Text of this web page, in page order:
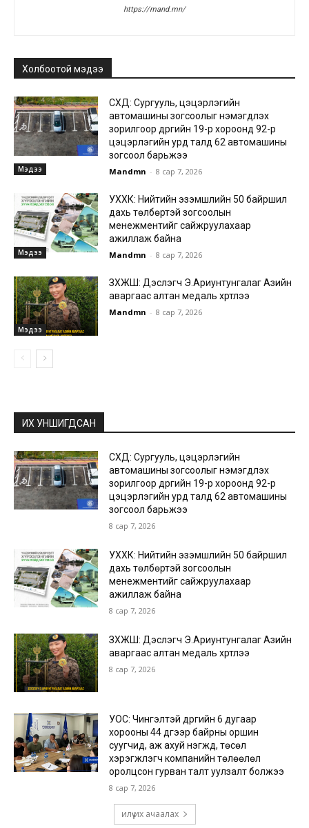
https://mand.mn/
Холбоотой мэдээ
Мэдээ
СХД: Сургууль, цэцэрлэгийн
автомашины зогсоолыг нэмэгдүүлэх
зорилгоор дүүргийн 19-р хороонд 92-р
цэцэрлэгийн урд талд 62 автомашины
зогсоол барьжээ
Mandmn - 8 сар 7, 2026
Мэдээ
УХХК: Нийтийн эзэмшлийн 50 байршил
дахь төлбөртэй зогсоолын
менежментийг сайжруулахаар
ажиллаж байна
Mandmn - 8 сар 7, 2026
Мэдээ
ЗХЖШ: Дэслэгч Э.Ариунтунгалаг Азийн
аваргаас алтан медаль хүртлээ
Mandmn - 8 сар 7, 2026
ИХ УНШИГДСАН
СХД: Сургууль, цэцэрлэгийн
автомашины зогсоолыг нэмэгдүүлэх
зорилгоор дүүргийн 19-р хороонд 92-р
цэцэрлэгийн урд талд 62 автомашины
зогсоол барьжээ
8 сар 7, 2026
УХХК: Нийтийн эзэмшлийн 50 байршил
дахь төлбөртэй зогсоолын
менежментийг сайжруулахаар
ажиллаж байна
8 сар 7, 2026
ЗХЖШ: Дэслэгч Э.Ариунтунгалаг Азийн
аваргаас алтан медаль хүртлээ
8 сар 7, 2026
УОС: Чингэлтэй дүүргийн 6 дугаар
хорооны 44 дүгээр байрны оршин
суугчид, аж ахуй нэгжүүд, төсөл
хэрэгжүүлэгч компанийн төлөөлөл
оролцсон гурван талт уулзалт болжээ
8 сар 7, 2026
илүү их ачаалах